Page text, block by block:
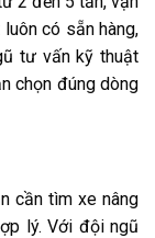
luôn có sẵn hàng,
tư vấn kỹ thuật
chọn đúng dòng
cần tìm xe nâng
lý. Với đội ngũ